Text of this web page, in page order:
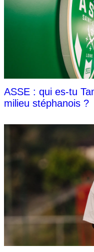
ASSE : qui es-tu
milieu stéphanois ?